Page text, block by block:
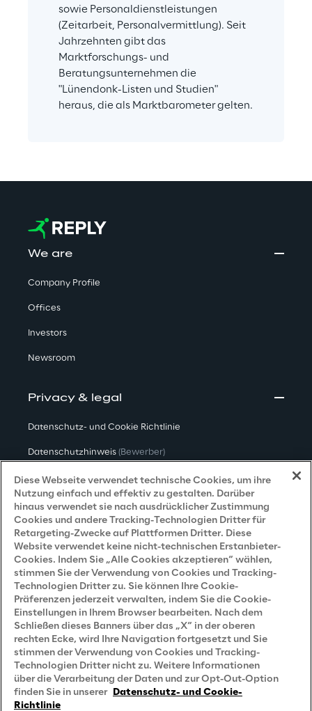
sowie Personaldienstleistungen
(Zeitarbeit, Personalvermittlung). Seit
Jahrzehnten gibt das
Marktforschungs- und
Beratungsunternehmen die
"Lünendonk-Listen und Studien"
heraus, die als Marktbarometer gelten.
We are
Company Profile
Offices
Investors
Newsroom
Privacy & legal
Datenschutz- und Cookie Richtlinie
Datenschutzhinweis (Bewerber)
Datenschutzhinweis(Kunden)
Datenschutzhinweis (Dienstleister)
Datenschutzhinweis (Marketing)
Grundsatzerklärung - LKSG(Deutschland)
Accessibility Statement
Careers
Contacts
Diese Webseite verwendet technische Cookies, um ihre
Nutzung einfach und effektiv zu gestalten. Darüber
hinaus verwendet sie nach ausdrücklicher Zustimmung
Cookies und andere Tracking-Technologien Dritter für
Retargeting-Zwecke auf Plattformen Dritter. Diese
Website verwendet keine nicht-technischen Erstanbieter-
Cookies. Indem Sie „Alle Cookies akzeptieren“ wählen,
stimmen Sie der Verwendung von Cookies und Tracking-
Technologien Dritter zu. Sie können Ihre Cookie-
Präferenzen jederzeit verwalten, indem Sie die Cookie-
Einstellungen in Ihrem Browser bearbeiten. Nach dem
Schließen dieses Banners über das „X“ in der oberen
rechten Ecke, wird Ihre Navigation fortgesetzt und Sie
stimmen der Verwendung von Cookies und Tracking-
Technologien Dritter nicht zu. Weitere Informationen
über die Verarbeitung der Daten und zur Opt-Out-Option
finden Sie in unserer Datenschutz- und Cookie-
Richtlinie